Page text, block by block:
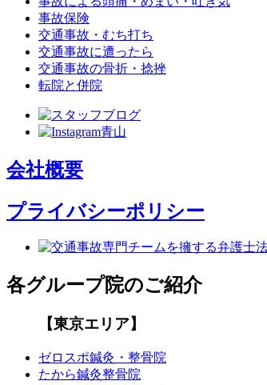
事故保険
交通事故・むち打ち
交通事故に遭ったら
交通事故の骨折・捻挫
転院と併院
会社概要
プライバシーポリシー
各グループ院のご紹介
【東京エリア】
ゼロスポ鍼灸・整骨院
たから鍼灸整骨院